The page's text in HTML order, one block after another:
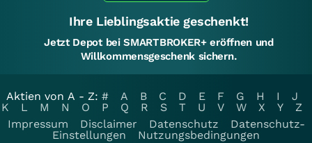
Ihre Lieblingsaktie geschenkt!
Jetzt Depot bei SMARTBROKER+ eröffnen und
Willkommensgeschenk sichern.
Aktien von A - Z: # A B C D E F G H I
J
K
L M N O P Q R S T U V W X Y
Z
Impressum
Disclaimer Datenschutz
Datenschutz-
Einstellungen
Nutzungsbedingungen